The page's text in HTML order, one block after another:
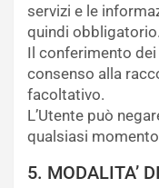
servizi e le
quindi obbligatorio.
Il conferimento
consenso alla
facoltativo.
L’Utente può
qualsiasi
5. MODALITA’